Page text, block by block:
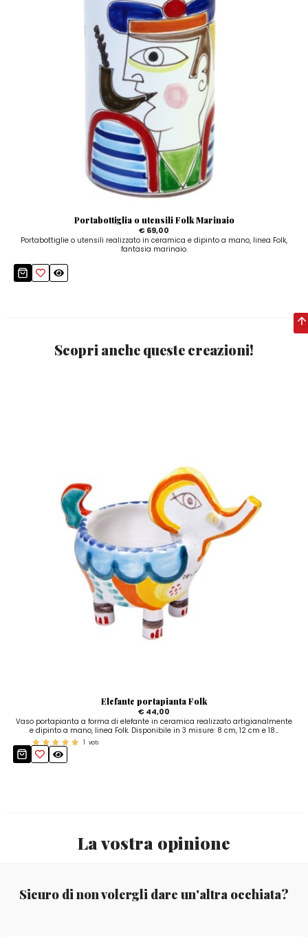
Portabottiglia o utensili Folk Marinaio
€ 69,00
Portabottiglie o utensili realizzato in ceramica e dipinto a mano, linea Folk,
fantasia marinaio.
Scopri anche queste creazioni!
Elefante portapianta Folk
€ 44,00
Vaso portapianta a forma di elefante in ceramica realizzato artigianalmente
e dipinto a mano, linea Folk. Disponibile in 3 misure: 8 cm, 12 cm e 18...
1 voti
La vostra opinione
Sicuro di non volergli dare un'altra occhiata?